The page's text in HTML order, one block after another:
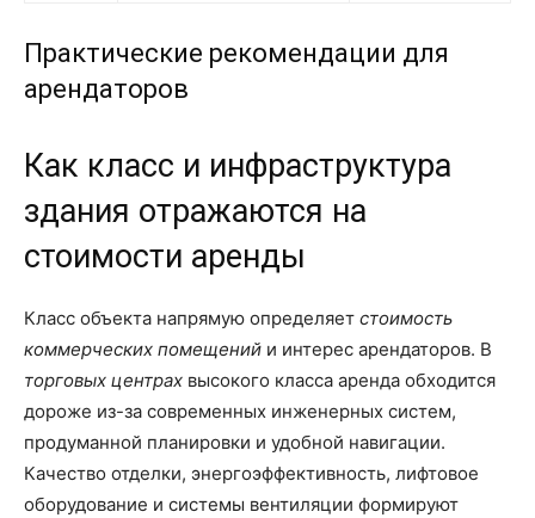
Практические рекомендации для
арендаторов
Как класс и инфраструктура
здания отражаются на
стоимости аренды
Класс объекта напрямую определяет стоимость
коммерческих помещений и интерес арендаторов. В
торговых центрах высокого класса аренда обходится
дороже из-за современных инженерных систем,
продуманной планировки и удобной навигации.
Качество отделки, энергоэффективность, лифтовое
оборудование и системы вентиляции формируют